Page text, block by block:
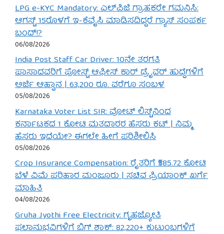
LPG e-KYC Mandatory: ಎಲ್‌ಪಿಜಿ ಗ್ರಾಹಕರೇ ಗಮನಿಸಿ:
ಆಗಸ್ಟ್ 15ರೊಳಗೆ ಇ-ಕೆವೈಸಿ ಮಾಡಿಸದಿದ್ದರೆ ಗ್ಯಾಸ್ ಸಂಪರ್ಕ
ಬಂದ್!?
06/08/2026
India Post Staff Car Driver: 10ನೇ ತರಗತಿ
ಪಾಸಾದವರಿಗೆ ಪೋಸ್ಟ್ ಆಫೀಸ್ ಕಾರ್ ಡ್ರೈವರ್ ಹುದ್ದೆಗಳಿಗೆ
ಅರ್ಜಿ ಆಹ್ವಾನ | 63,200 ರೂ. ವರೆಗೂ ಸಂಬಳ
05/08/2026
Karnataka Voter List SIR: ವೋಟ್ ಲಿಸ್ಟ್‌ನಿಂದ
ಕರ್ನಾಟಕದ 1 ಕೋಟಿ ಮತದಾರರ ಹೆಸರು ಕಟ್ | ನಿಮ್ಮ
ಹೆಸರು ಇದೆಯೇ? ಈಗಲೇ ಹೀಗೆ ಪರಿಶೀಲಿಸಿ
05/08/2026
Crop Insurance Compensation: ರೈತರಿಗೆ ₹585.72 ಕೋಟಿ
ಬೆಳೆ ವಿಮೆ ಪರಿಹಾರ ಮಂಜೂರು | ಸಚಿವ ಪ್ರಿಯಾಂಕ್ ಖರ್ಗೆ
ಮಾಹಿತಿ
04/08/2026
Gruha Jyothi Free Electricity: ಗೃಹಜ್ಯೋತಿ
ಫಲಾನುಭವಿಗಳಿಗೆ ಬಿಗ್ ಶಾಕ್: 82,220+ ಕುಟುಂಬಗಳಿಗೆ